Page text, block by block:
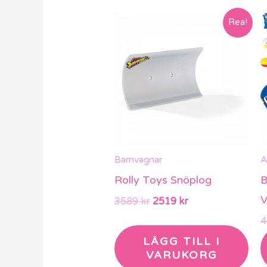
Rea!
Barnvagnar
Rolly Toys Snöplog
3589kr
var:
2519 kr
nuvarande
är:
2519 kr.
LÄGG TILL I
VARUKORG